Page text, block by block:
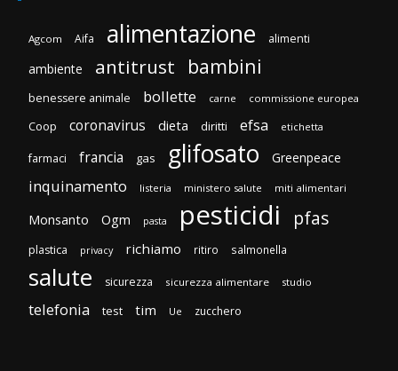
Agcom Aifa alimentazione alimenti
ambiente antitrust bambini
benessere animale bollette carne commissione europea
Coop coronavirus dieta diritti efsa etichetta
farmaci francia gas glifosato Greenpeace
inquinamento listeria ministero salute miti alimentari
Monsanto Ogm pasta pesticidi pfas
plastica privacy richiamo ritiro salmonella
salute sicurezza sicurezza alimentare studio
telefonia test tim Ue zucchero